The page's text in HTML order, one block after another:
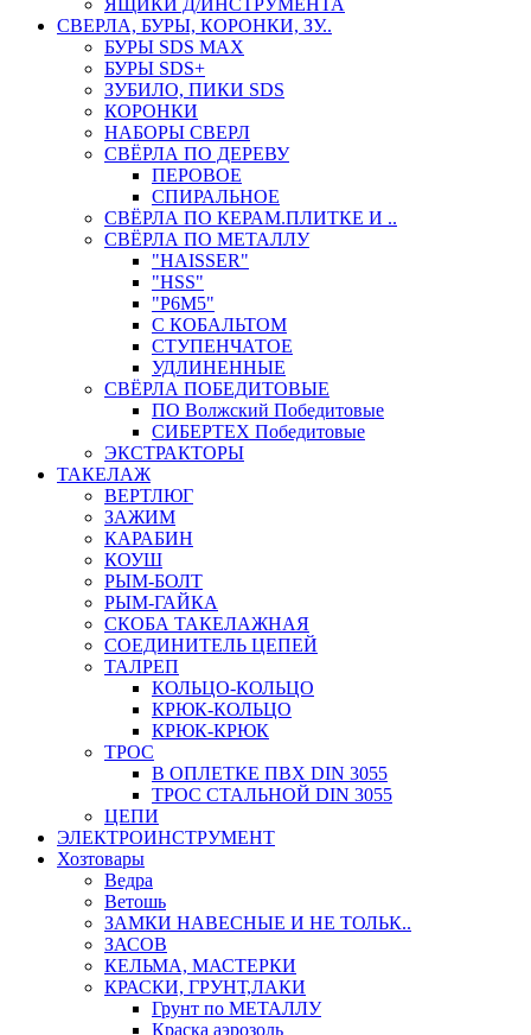
ЯЩИКИ Д/ИНСТРУМЕНТА
СВЕРЛА, БУРЫ, КОРОНКИ, ЗУ..
БУРЫ SDS MAX
БУРЫ SDS+
ЗУБИЛО, ПИКИ SDS
КОРОНКИ
НАБОРЫ СВЕРЛ
СВЁРЛА ПО ДЕРЕВУ
ПЕРОВОЕ
СПИРАЛЬНОЕ
СВЁРЛА ПО КЕРАМ.ПЛИТКЕ И ..
СВЁРЛА ПО МЕТАЛЛУ
"HAISSER"
"HSS"
"Р6М5"
С КОБАЛЬТОМ
СТУПЕНЧАТОЕ
УДЛИНЕННЫЕ
СВЁРЛА ПОБЕДИТОВЫЕ
ПО Волжский Победитовые
СИБЕРТЕХ Победитовые
ЭКСТРАКТОРЫ
ТАКЕЛАЖ
ВЕРТЛЮГ
ЗАЖИМ
КАРАБИН
КОУШ
РЫМ-БОЛТ
РЫМ-ГАЙКА
СКОБА ТАКЕЛАЖНАЯ
СОЕДИНИТЕЛЬ ЦЕПЕЙ
ТАЛРЕП
КОЛЬЦО-КОЛЬЦО
КРЮК-КОЛЬЦО
КРЮК-КРЮК
ТРОС
В ОПЛЕТКЕ ПВХ DIN 3055
ТРОС СТАЛЬНОЙ DIN 3055
ЦЕПИ
ЭЛЕКТРОИНСТРУМЕНТ
Хозтовары
Ведра
Ветошь
ЗАМКИ НАВЕСНЫЕ И НЕ ТОЛЬК..
ЗАСОВ
КЕЛЬМА, МАСТЕРКИ
КРАСКИ, ГРУНТ,ЛАКИ
Грунт по МЕТАЛЛУ
Краска аэрозоль